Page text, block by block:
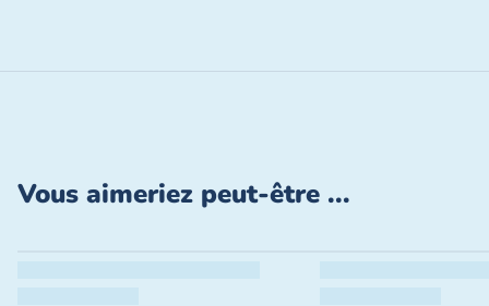
Vous aimeriez peut-être ...